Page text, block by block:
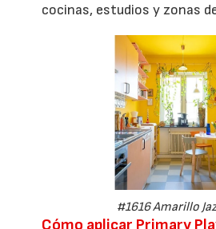
cocinas, estudios y zonas
#1616 Amarillo